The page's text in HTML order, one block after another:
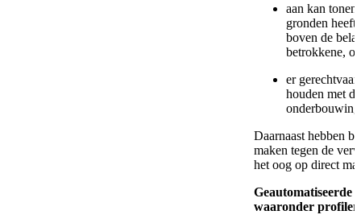
aan kan
gronden
boven de
betrokkene, of
er
houden met
Daarnaast hebben
maken tegen de
het oog op direct
Geautomatiseerde
waaronder